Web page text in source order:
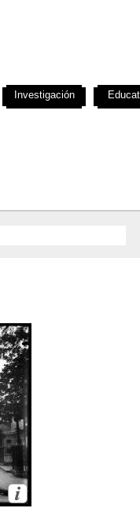
Investigación